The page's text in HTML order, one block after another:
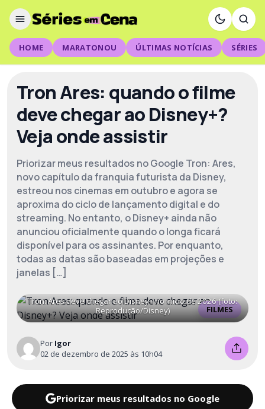
HOME MARATONOU ÚLTIMAS NOTÍCIAS SÉRIES
Tron Ares: quando o filme
deve chegar ao Disney+?
Veja onde assistir
Priorizar meus resultados no Google Tron: Ares,
novo capítulo da franquia futurista da Disney,
estreou nos cinemas em outubro e agora se
aproxima do ciclo de lançamento digital e do
streaming. No entanto, o Disney+ ainda não
anunciou oficialmente quando o longa ficará
disponível para os assinantes. Por enquanto,
todas as datas são baseadas em projeções e
janelas […]
FILMES
Tron: Ares deve chegar ao Disney+ no início de 2026 (foto:
Reprodução/Disney)
Por Igor
02 de dezembro de 2025 às 10h04
Priorizar meus resultados no Google